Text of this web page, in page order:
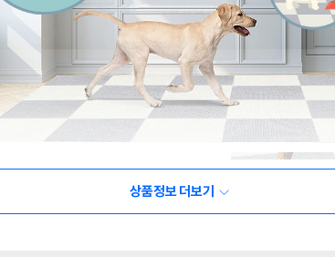
상품정보 더보기